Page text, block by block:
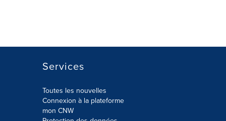
Services
Toutes les nouvelles
Connexion à la plateforme
mon CNW